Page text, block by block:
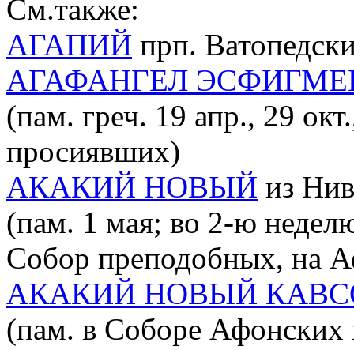
См.также:
АГАПИЙ прп.
АГАФАНГЕЛ
(пам. греч. 19 апр., 29
просиявших)
АКАКИЙ НОВЫЙ из
(пам. 1 мая; во 2-ю
Собор преподобных, на
АКАКИЙ НОВЫЙ
(пам. в Соборе Афонских